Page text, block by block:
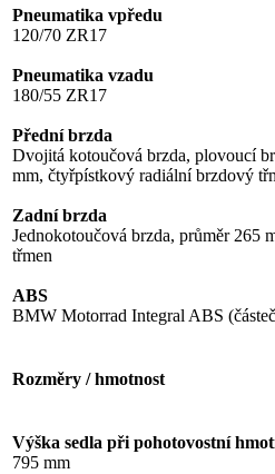
Pneumatika vpředu
120/70 ZR17
Pneumatika vzadu
180/55 ZR17
Přední brzda
Dvojitá kotoučová brzda, plovoucí
mm, čtyřpístkový radiální brzdový
Zadní brzda
Jednokotoučová brzda, průměr 265
třmen
ABS
BMW Motorrad Integral ABS
Rozměry / hmotnost
Výška sedla při pohotovostní
795 mm